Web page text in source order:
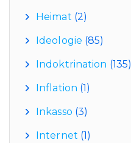
Heimat (2)
Ideologie (85)
Indoktrination (135)
Inflation (1)
Inkasso (3)
Internet (1)